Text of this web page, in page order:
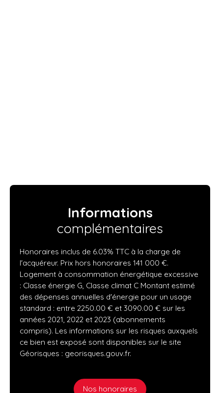
Informations
complémentaires
Honoraires inclus de 6.03% TTC à la charge de
l'acquéreur. Prix hors honoraires 141 000 €.
Logement à consommation énergétique excessive
: Classe énergie G, Classe climat C Montant estimé
des dépenses annuelles d'énergie pour un usage
standard : entre 2250.00 € et 3090.00 € sur les
années 2021, 2022 et 2023 (abonnements
compris). Les informations sur les risques auxquels
ce bien est exposé sont disponibles sur le site
Géorisques : georisques.gouv.fr.
Nos honoraires